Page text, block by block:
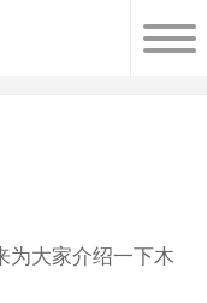
为大家介绍一下木